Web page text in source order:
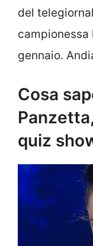
del
campionessa
gennaio.
Cosa
quiz